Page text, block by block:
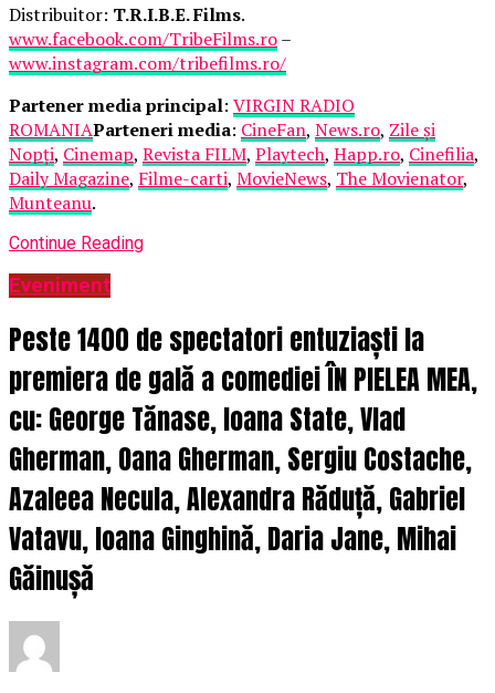
Distribuitor: T.R.I.B.E. Films.
www.facebook.com/TribeFilms.ro–
www.instagram.com/tribefilms.ro/
Partener media principal: VIRGIN RADIO
ROMANIAParteneri media: CineFan, News.ro, Zile și
Nopți, Cinemap, Revista FILM, Playtech, Happ.ro, Cinefilia,
Daily Magazine, Filme-carti, MovieNews, The Movienator,
Munteanu.
Continue Reading
Eveniment
Peste 1400 de spectatori entuziaști la
premiera de gală a comediei ÎN PIELEA MEA,
cu: George Tănase, Ioana State, Vlad
Gherman, Oana Gherman, Sergiu Costache,
Azaleea Necula, Alexandra Răduță, Gabriel
Vatavu, Ioana Ginghină, Daria Jane, Mihai
Găinușă